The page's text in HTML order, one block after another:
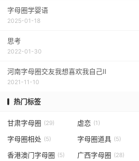
字母圈学婴语
2025-01-18
思考
2022-01-30
河南字母圈交友我想喜欢我自己II
2021-11-10
热门标签
甘肃字母圈 (29) 虐恋 (1)
字母圈相处 (5) 字母圈道具 (5)
香港澳门字母圈 (5) 广西字母圈 (28)